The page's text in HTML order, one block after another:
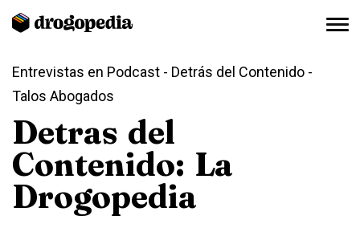
Entrevistas en Podcast - Detrás del Contenido -
Talos Abogados
Detras del
Contenido: La
Drogopedia